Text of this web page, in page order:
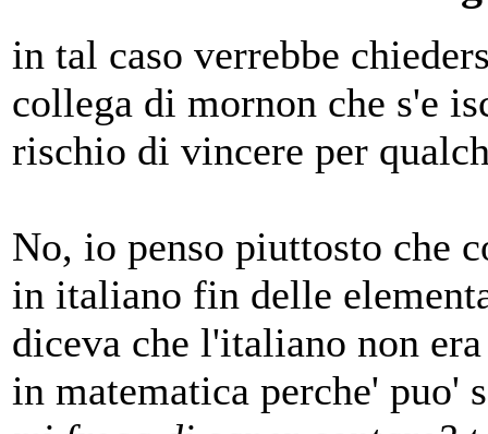
in tal caso verrebbe
collega di mornon che s'e
rischio di vincere per
No, io penso piuttosto che
in italiano fin delle
diceva che l'italiano non
in matematica perche' puo'